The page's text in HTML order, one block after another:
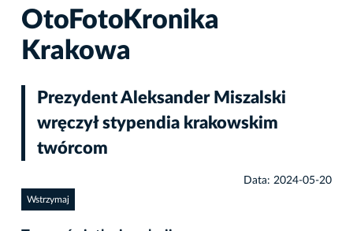
OtoFotoKronika
Krakowa
Prezydent Aleksander Miszalski
wręczył stypendia krakowskim
twórcom
Data: 2024-05-20
Wstrzymaj